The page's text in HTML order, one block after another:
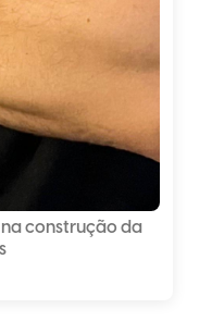
construção da